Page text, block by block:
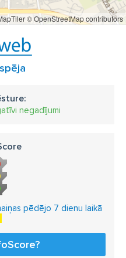
© OpenStreetMap contributors
negadījumi
pēdējo 7 dienu laikā